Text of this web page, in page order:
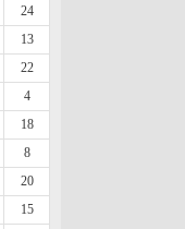
24
13
22
4
18
8
20
15